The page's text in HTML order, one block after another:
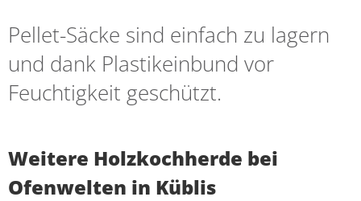
Pellet-Säcke sind einfach zu lagern
und dank Plastikeinbund vor
Feuchtigkeit geschützt.
Weitere Holzkochherde bei
Ofenwelten in Küblis